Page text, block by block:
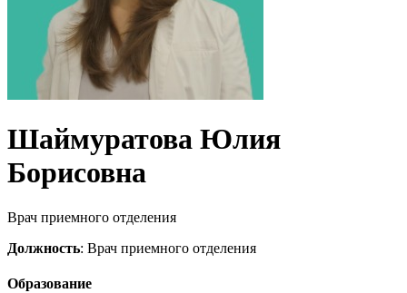
Шаймуратова Юлия
Борисовна
Врач приемного отделения
Должность: Врач приемного отделения
Образование